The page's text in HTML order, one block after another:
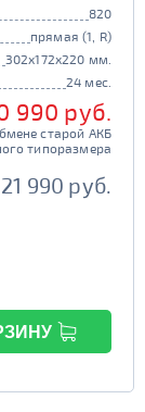
820
прямая (1, R)
302x172x220 мм.
24 мес.
990 руб.
старой АКБ
типоразмера
21 990 руб.